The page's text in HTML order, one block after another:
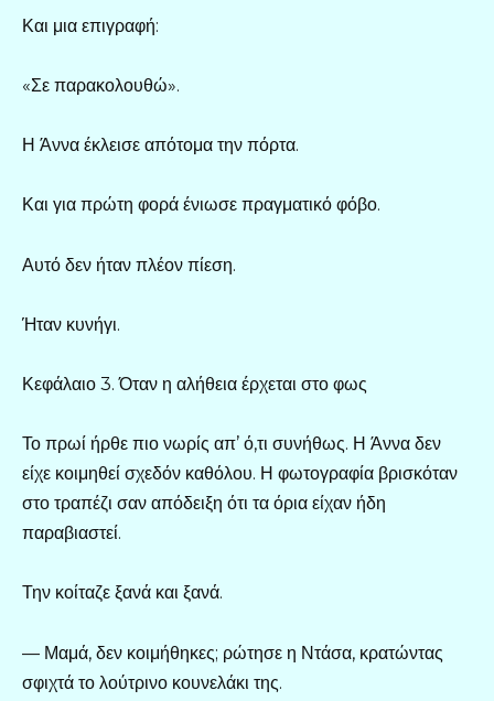
Και μια επιγραφή:
«Σε παρακολουθώ».
Η Άννα έκλεισε απότομα την πόρτα.
Και για πρώτη φορά ένιωσε πραγματικό φόβο.
Αυτό δεν ήταν πλέον πίεση.
Ήταν κυνήγι.
Κεφάλαιο 3. Όταν η αλήθεια έρχεται στο φως
Το πρωί ήρθε πιο νωρίς απ’ ό,τι συνήθως. Η Άννα δεν
είχε κοιμηθεί σχεδόν καθόλου. Η φωτογραφία βρισκόταν
στο τραπέζι σαν απόδειξη ότι τα όρια είχαν ήδη
παραβιαστεί.
Την κοίταζε ξανά και ξανά.
— Μαμά, δεν κοιμήθηκες; ρώτησε η Ντάσα, κρατώντας
σφιχτά το λούτρινο κουνελάκι της.